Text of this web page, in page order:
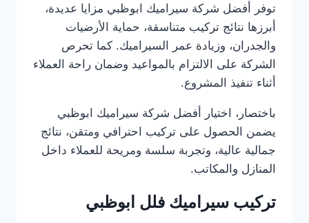
توفر أفضل شركة سيراميك ابوظبي مزايا عديدة،
أبرزها نتائج تركيب متناسقة، حماية الأرضيات
والجدران، وزيادة عمر السيراميك. كما تحرص
الشركة على الالتزام بالمواعيد وضمان راحة العملاء
أثناء تنفيذ المشروع.
باختصار، اختيار أفضل شركة سيراميك ابوظبي
يضمن الحصول على تركيب احترافي ومتقن، نتائج
جمالية عالية، وتجربة سلسة ومريحة للعملاء داخل
المنازل والمكاتب.
تركيب سيراميك فلل ابوظبي